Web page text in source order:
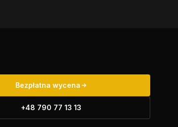
Bezpłatna wycena
+48 790 77 13 13